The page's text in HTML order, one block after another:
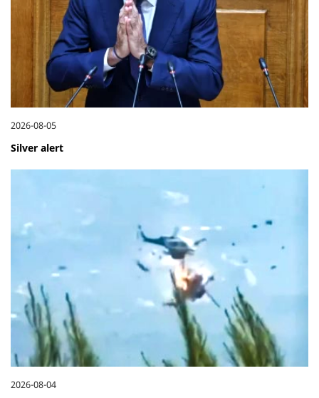
2026-08-05
Silver alert
2026-08-04